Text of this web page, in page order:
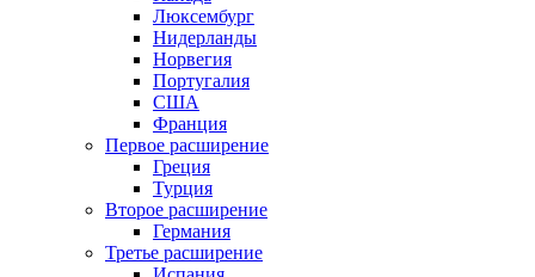
Люксембург
Нидерланды
Норвегия
Португалия
США
Франция
Первое расширение
Греция
Турция
Второе расширение
Германия
Третье расширение